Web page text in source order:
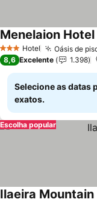
3 EstrelasHotel Oásis de
Menelaion Hotel
8,6 Excelente 1.398
Selecione as datas
exatos.
Escolha popular
Ilaeira Mountain